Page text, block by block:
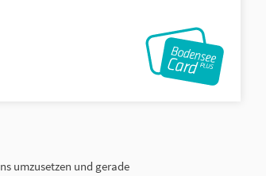
umzusetzen und gerade